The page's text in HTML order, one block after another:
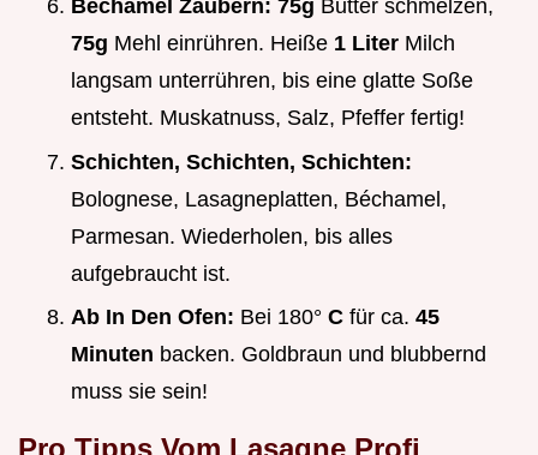
Béchamel Zaubern: 75g Butter schmelzen,
75g Mehl einrühren. Heiße 1 Liter Milch
langsam unterrühren, bis eine glatte Soße
entsteht. Muskatnuss, Salz, Pfeffer fertig!
Schichten, Schichten, Schichten:
Bolognese, Lasagneplatten, Béchamel,
Parmesan. Wiederholen, bis alles
aufgebraucht ist.
Ab In Den Ofen: Bei 180° C für ca. 45
Minuten backen. Goldbraun und blubbernd
muss sie sein!